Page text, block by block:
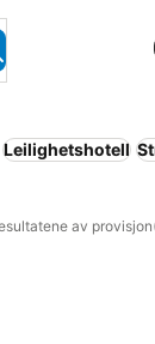
Leilighetshotell
av provisjon